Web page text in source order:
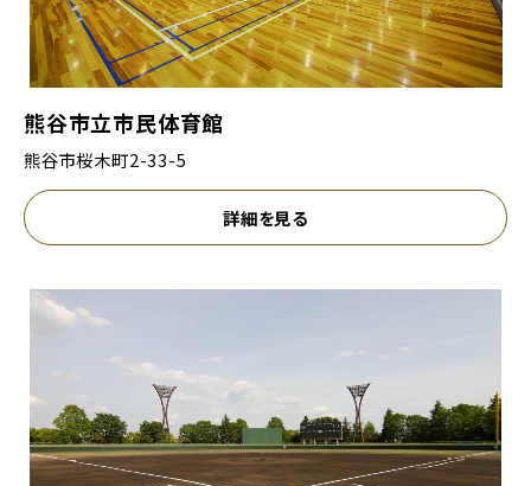
熊谷市立市民体育館
熊谷市桜木町2-33-5
詳細を見る